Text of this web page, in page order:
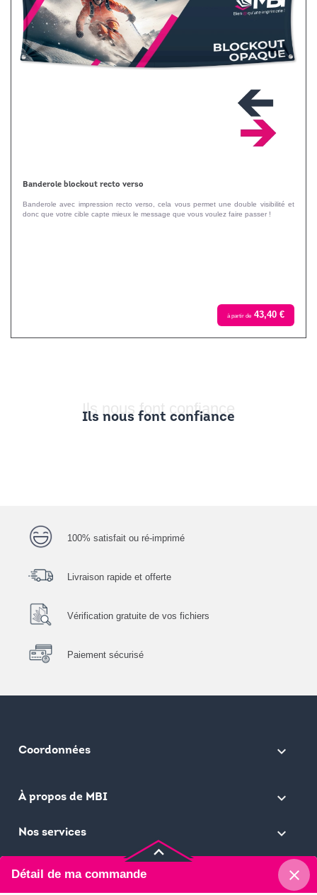
keyboard_arrow_up
Détail de ma commande close
Banderole blockout recto verso
Banderole avec impression recto verso, cela vous permet une double visibilité et
donc que votre cible capte mieux le message que vous voulez faire passer !
à partir de 43,40 €
Ils nous font confiance
Ils nous font confiance
100% satisfait ou ré-imprimé
Livraison rapide et offerte
Vérification gratuite de vos fichiers
Paiement sécurisé
Coordonnées keyboard_arrow_down
À propos de MBI 
Nos services 